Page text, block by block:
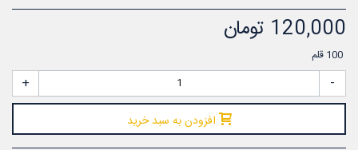
120,000 تومان
100 قلم
-
+
افزودن به سبد خرید